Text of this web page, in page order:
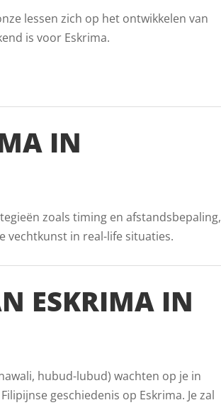
lessen zich op het ontwikkelen van
is voor Eskrima.
IN
zoals timing en afstandsbepaling,
vechtkunst in real-life situaties.
ESKRIMA IN
hubud-lubud) wachten op je in
geschiedenis op Eskrima. Je zal